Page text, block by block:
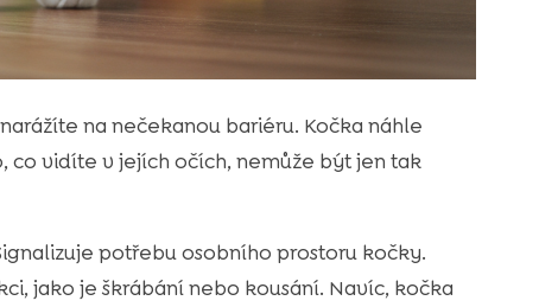
na nečekanou bariéru. Kočka náhle
co vidíte v jejích očích, nemůže být jen tak
potřebu osobního prostoru kočky.
jako je škrábání nebo kousání. Navíc, kočka